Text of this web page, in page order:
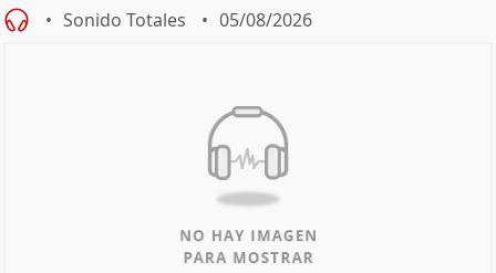
Sonido Totales 05/08/2026